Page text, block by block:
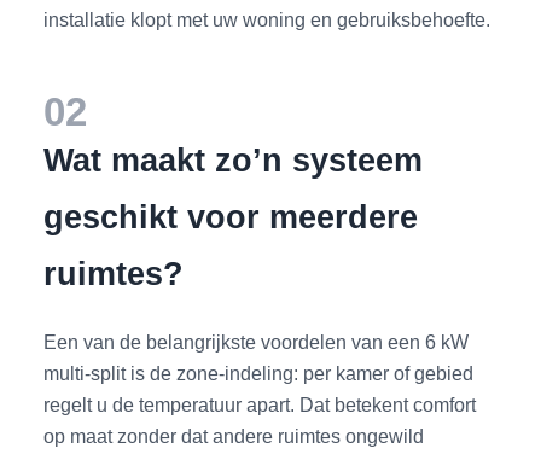
installatie klopt met uw woning en gebruiksbehoefte.
02
Wat maakt zo’n systeem
geschikt voor meerdere
ruimtes?
Een van de belangrijkste voordelen van een 6 kW
multi-split is de zone-indeling: per kamer of gebied
regelt u de temperatuur apart. Dat betekent comfort
op maat zonder dat andere ruimtes ongewild